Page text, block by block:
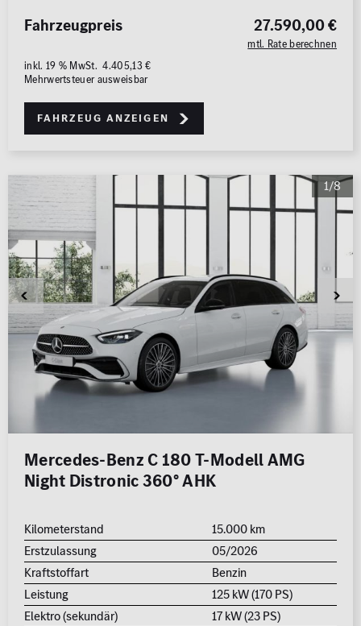
27.590,00 €
mtl. Rate berechnen
Fahrzeugpreis
inkl. 19 % MwSt. 4.405,13 €
Mehrwertsteuer ausweisbar
Fahrzeug anzeigen
1/8
Mercedes-Benz C 180 T-Modell AMG
Night Distronic 360° AHK
Kilometerstand
15.000 km
Erstzulassung
05/2026
Kraftstoffart
Benzin
Leistung
125 kW (170 PS)
Elektro (sekundär)
17 kW (23 PS)